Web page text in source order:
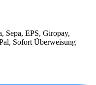
Sepa, EPS, Giropay,
Sofort Überweisung